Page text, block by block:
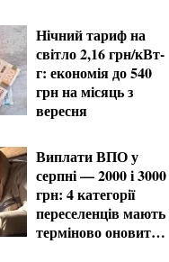
Запорізький та
Покровський
напрямки
Нічний тариф на
світло 2,16 грн/кВт-
г: економія до 540
грн на місяць з
вересня
Виплати ВПО у
серпні — 2000 і 3000
грн: 4 категорії
переселенців мають
терміново оновити